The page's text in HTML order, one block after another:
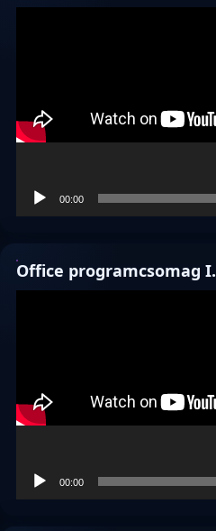
00:00
Office programcsomag I.
00:00